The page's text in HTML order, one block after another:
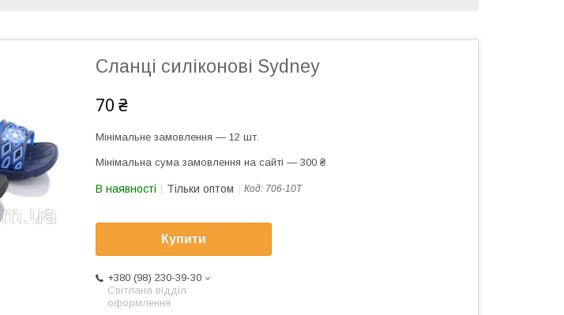
Сланці силіконові Sydney
70 ₴
Мінімальне замовлення — 12 шт.
Мінімальна сума замовлення на сайті — 300 ₴
В наявності Тільки оптом Код: 706-10T
Купити
+380 (98) 230-39-30
Світлана відділ
оформлення